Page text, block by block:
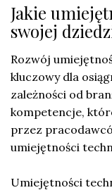
Jakie
swojej
Rozwój
kluczowy dla
zależności od
kompetencje,
przez
umiejętności
Umiejętności